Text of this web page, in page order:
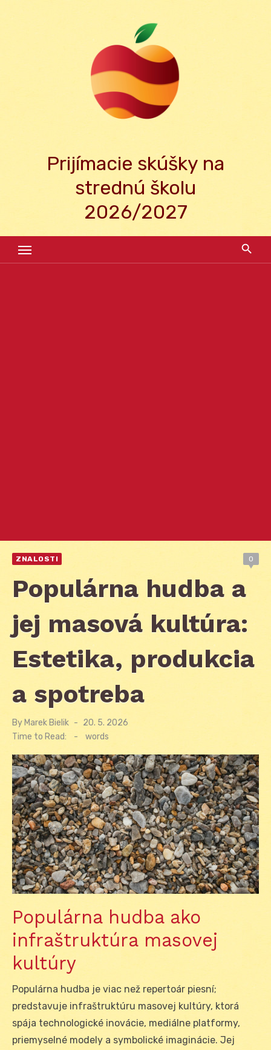
Prijímacie skúšky na
strednú školu
2026/2027
ZNALOSTI 0
Populárna hudba a
jej masová kultúra:
Estetika, produkcia
a spotreba
By Marek Bielik
Posted
on
20. 5. 2026
Time to Read:
- words
Populárna hudba ako
infraštruktúra masovej
kultúry
Populárna hudba je viac než repertoár piesní;
predstavuje infraštruktúru masovej kultúry, ktorá
spája technologické inovácie, mediálne platformy,
priemyselné modely a symbolické imaginácie. Jej